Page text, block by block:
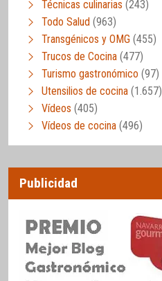
Técnicas culinarias (243)
Todo Salud (963)
Transgénicos y OMG (455)
Trucos de Cocina (477)
Turismo gastronómico (97)
Utensilios de cocina (1.657)
Vídeos (405)
Vídeos de cocina (496)
Publicidad